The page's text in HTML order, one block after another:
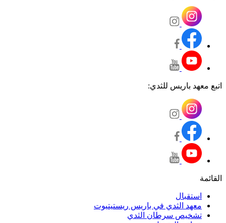
اتبع معهد باريس للثدي:
القائمة
استقبال
معهد الثدي في باريس ريستيتيوت
تشخيص سرطان الثدي